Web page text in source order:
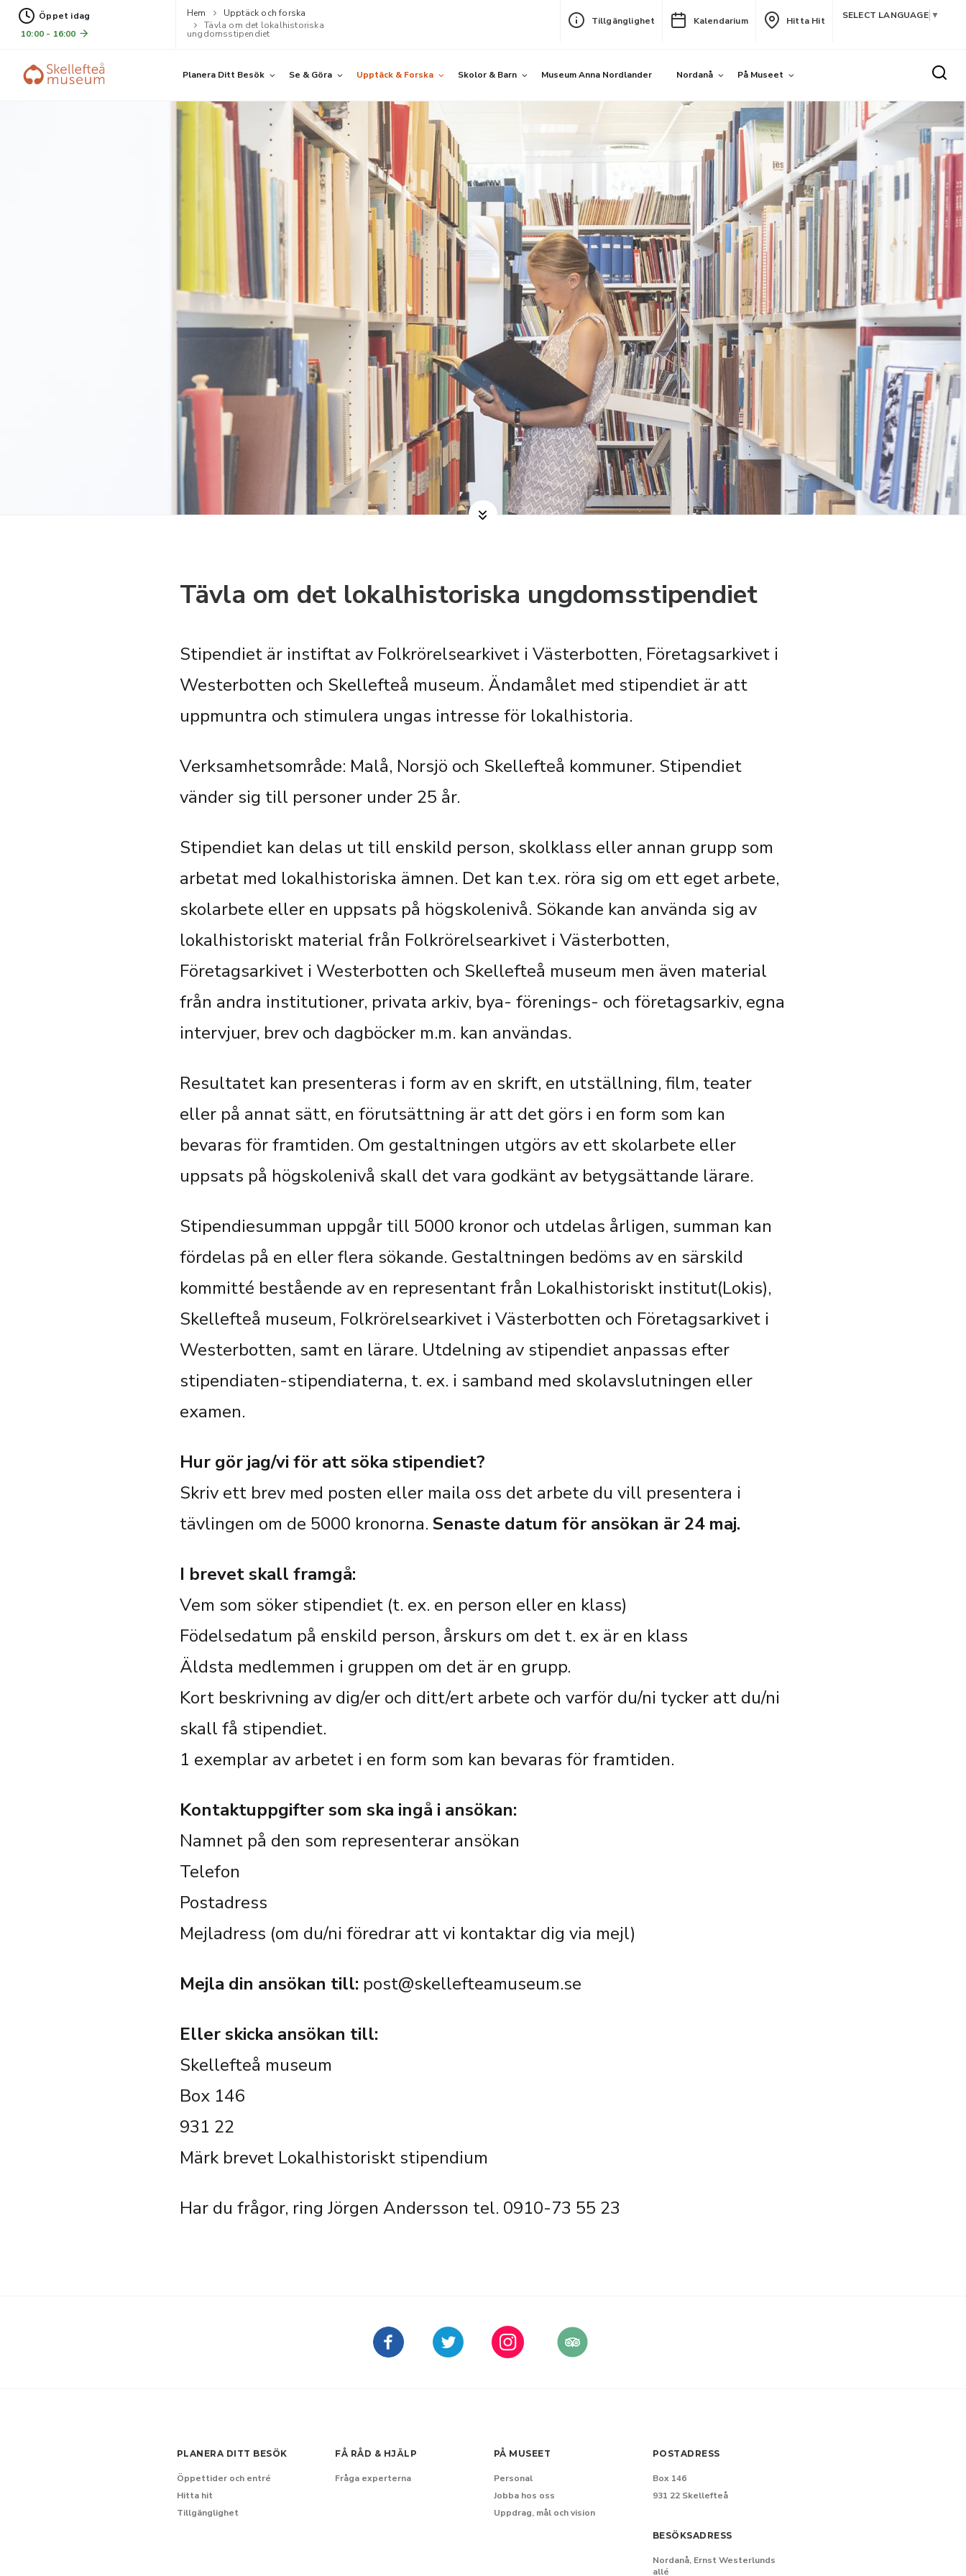
Öppet idag
10:00 - 16:00
Hem
Upptäck och forska
Tävla om det lokalhistoriska
ungdomsstipendiet
Tillgänglighet Kalendarium Hitta Hit SELECT LANGUAGE ▼
Planera Ditt Besök Se & Göra Upptäck & Forska Skolor & Barn Museum Anna Nordlander Nordanå På Museet
Tävla om det lokalhistoriska ungdomsstipendiet
Stipendiet är instiftat av Folkrörelsearkivet i Västerbotten, Företagsarkivet i
Westerbotten och Skellefteå museum. Ändamålet med stipendiet är att
uppmuntra och stimulera ungas intresse för lokalhistoria.
Verksamhetsområde: Malå, Norsjö och Skellefteå kommuner. Stipendiet
vänder sig till personer under 25 år.
Stipendiet kan delas ut till enskild person, skolklass eller annan grupp som
arbetat med lokalhistoriska ämnen. Det kan t.ex. röra sig om ett eget arbete,
skolarbete eller en uppsats på högskolenivå. Sökande kan använda sig av
lokalhistoriskt material från Folkrörelsearkivet i Västerbotten,
Företagsarkivet i Westerbotten och Skellefteå museum men även material
från andra institutioner, privata arkiv, bya- förenings- och företagsarkiv, egna
intervjuer, brev och dagböcker m.m. kan användas.
Resultatet kan presenteras i form av en skrift, en utställning, film, teater
eller på annat sätt, en förutsättning är att det görs i en form som kan
bevaras för framtiden. Om gestaltningen utgörs av ett skolarbete eller
uppsats på högskolenivå skall det vara godkänt av betygsättande lärare.
Stipendiesumman uppgår till 5000 kronor och utdelas årligen, summan kan
fördelas på en eller flera sökande. Gestaltningen bedöms av en särskild
kommitté bestående av en representant från Lokalhistoriskt institut(Lokis),
Skellefteå museum, Folkrörelsearkivet i Västerbotten och Företagsarkivet i
Westerbotten, samt en lärare. Utdelning av stipendiet anpassas efter
stipendiaten-stipendiaterna, t. ex. i samband med skolavslutningen eller
examen.
Hur gör jag/vi för att söka stipendiet?
Skriv ett brev med posten eller maila oss det arbete du vill presentera i
tävlingen om de 5000 kronorna. Senaste datum för ansökan är 24 maj.
I brevet skall framgå:
Vem som söker stipendiet (t. ex. en person eller en klass)
Födelsedatum på enskild person, årskurs om det t. ex är en klass
Äldsta medlemmen i gruppen om det är en grupp.
Kort beskrivning av dig/er och ditt/ert arbete och varför du/ni tycker att du/ni
skall få stipendiet.
1 exemplar av arbetet i en form som kan bevaras för framtiden.
Kontaktuppgifter som ska ingå i ansökan:
Namnet på den som representerar ansökan
Telefon
Postadress
Mejladress (om du/ni föredrar att vi kontaktar dig via mejl)
Mejla din ansökan till: post@skellefteamuseum.se
Eller skicka ansökan till:
Skellefteå museum
Box 146
931 22
Märk brevet Lokalhistoriskt stipendium
Har du frågor, ring Jörgen Andersson tel. 0910-73 55 23
PLANERA DITT BESÖK
Öppettider och entré
Hitta hit
Tillgänglighet
FÅ RÅD & HJÄLP
Fråga experterna
PÅ MUSEET
Personal
Jobba hos oss
Uppdrag, mål och vision
POSTADRESS
Box 146
931 22 Skellefteå
BESÖKSADRESS
Nordanå, Ernst Westerlunds
allé